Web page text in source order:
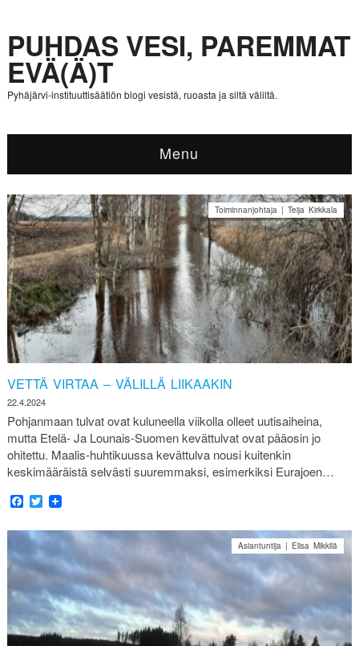
PUHDAS VESI, PAREMMAT
EVÄ(Ä)T
Pyhäjärvi-instituuttisäätiön blogi vesistä, ruoasta ja siltä väliltä.
Menu
VETTÄ VIRTAA – VÄLILLÄ LIIKAAKIN
22.4.2024
Toiminnanjohtaja | Teija Kirkkala
Pohjanmaan tulvat ovat kuluneella viikolla olleet uutisaiheina,
mutta Etelä- Ja Lounais-Suomen kevättulvat ovat pääosin jo
ohitettu. Maalis-huhtikuussa kevättulva nousi kuitenkin
keskimääräistä selvästi suuremmaksi, esimerkiksi Eurajoen…
Facebook
Twitter
Asiantuntija | Elisa Mikkilä